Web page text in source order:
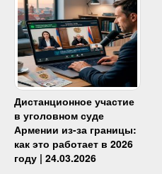
Дистанционное участие
в уголовном суде
Армении из-за границы:
как это работает в 2026
году | 24.03.2026